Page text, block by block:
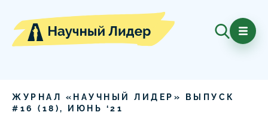
ЖУРНАЛ «НАУЧНЫЙ ЛИДЕР» ВЫПУСК
# 16 ( 18 ), ИЮНЬ ‘21